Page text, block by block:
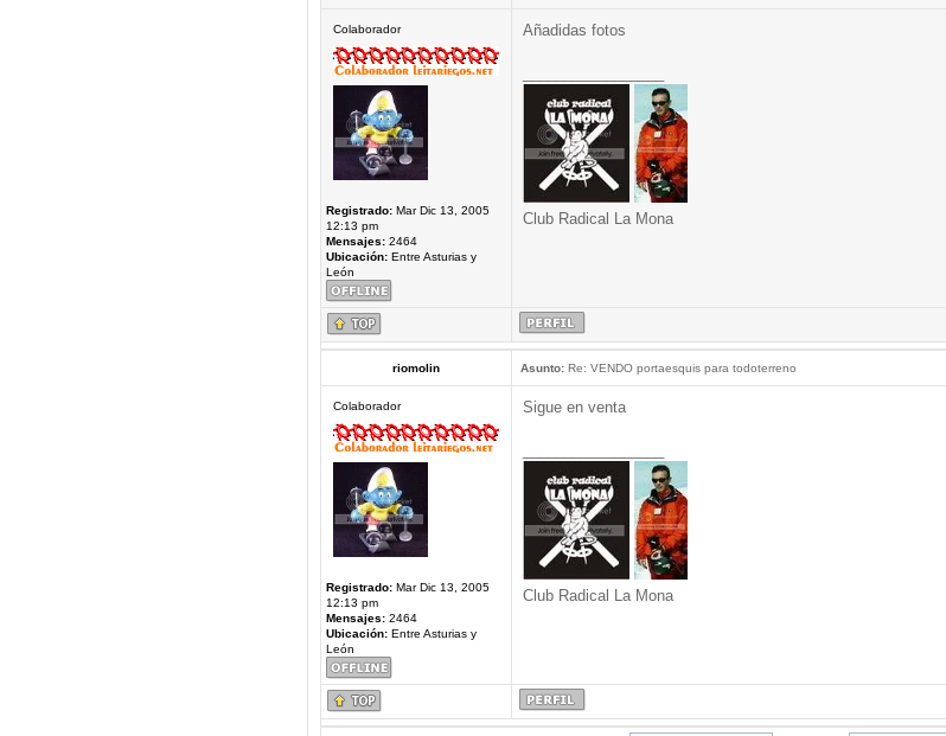
Colaborador
Registrado:Mar Dic 13, 2005
12:13 pm
Mensajes:2464
Ubicación:Entre Asturias y
León
Añadidas fotos
Club Radical La Mona
riomolin Asunto:Re: VENDO portaesquis para todoterreno
Colaborador
Registrado:Mar Dic 13, 2005
12:13 pm
Mensajes:2464
Ubicación:Entre Asturias y
León
Sigue en venta
Club Radical La Mona